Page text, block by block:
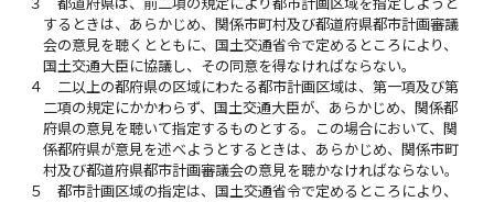
３
都道府県は、前二項の規定により都市計画区域を指定しようと
するときは、あらかじめ、関係市町村及び都道府県都市計画審議
会の意見を聴くとともに、国土交通省令で定めるところにより、
国土交通大臣に協議し、その同意を得なければならない。
４
二以上の都府県の区域にわたる都市計画区域は、第一項及び第
二項の規定にかかわらず、国土交通大臣が、あらかじめ、関係都
府県の意見を聴いて指定するものとする。この場合において、関
係都府県が意見を述べようとするときは、あらかじめ、関係市町
村及び都道府県都市計画審議会の意見を聴かなければならない。
５
都市計画区域の指定は、国土交通省令で定めるところにより、